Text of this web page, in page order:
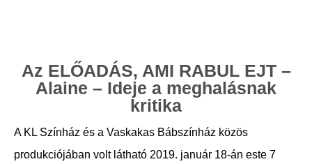
Az ELŐADÁS, AMI RABUL EJT –
Alaine – Ideje a meghalásnak
kritika
A KL Színház és a Vaskakas Bábszínház közös
produkciójában volt látható 2019. január 18-án este 7